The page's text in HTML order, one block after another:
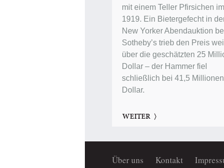
mit einem Teller Pfirsichen
1919. Ein Bietergefecht in
New Yorker Abendauktion
Sotheby’s trieb den Preis
über die geschätzten 25
Dollar – der Hammer fiel
schließlich bei 41,5 Millionen
Dollar.
WEITER
Über uns Kontakt